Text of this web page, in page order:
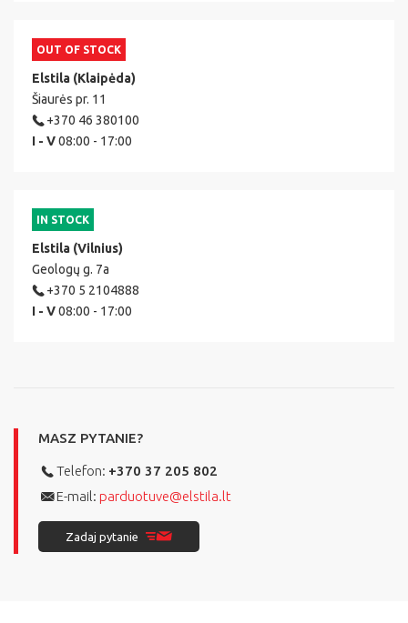
OUT OF STOCK
Elstila (Klaipėda)
Šiaurės pr. 11
+370 46 380100
I - V08:00 - 17:00
IN STOCK
Elstila (Vilnius)
Geologų g. 7a
+370 5 2104888
I - V08:00 - 17:00
MASZ PYTANIE?
Telefon: +370 37 205 802
E-mail: parduotuve@elstila.lt
Zadaj pytanie